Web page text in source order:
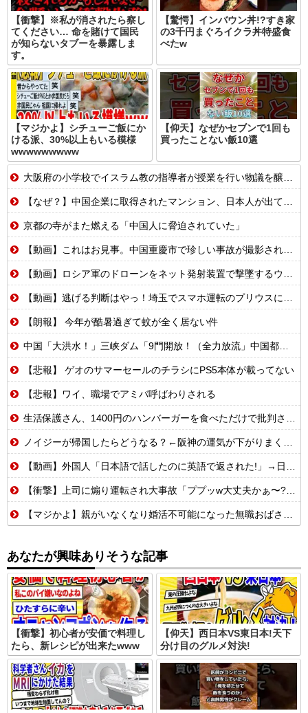
【衝撃】※私が消されたら察し
てください… 命を賭けて国民
が知らないタブーを暴露しま
す。
【驚愕】インバウン丼!?すき家
の3千円まぐろイクラ丼特盛食
べたw
【マジかよ】シチューご飯にか
ける派、30%以上もいる模様
wwwwwwwww
【仰天】なぜかセブンで1回も
買ったことない飯10選
大阪府の小学校でイスラム教の指導者が授業を行い物議を醸す！ #大阪 #イスラム教 #モスク
【なぜ？】中国企業に取得されたマンション、日本人が出ていきネパール人で埋まる
京都の寺がまた燃える「中国人に脅迫されていた」
【動画】これはお見事。中国重慶市で珍しい事故が撮影される。
【動画】ロシア軍のドローンをネット発射装置で撃墜するウクライナ。
【動画】逃げる判断はやっ！埼玉でスマホ運転のプリウスに当て逃げされる車載。
【朗報】 今年が酷暑過ぎて蚊が全く居ない件
中国「大洪水！」三峡ダム「9門開放！（全力放流」中国都市「三峡沿線の道路水没」中国政府「高速道路封鎖！」中国ダム「緊急放流に合わせて開門（土砂崩れ発生」→
【悲報】 ゲオのサマーセールのチラシにPS5本体が載ってない
【悲報】ワイ、職場でアミバ呼ばわりされる
生活保護さん、1400円のハンバーガーを食べただけで批判される
ノイジーが帰国したらどうなる？←阪神の運気が下がりまくるやろな
【動画】外国人「日本語で話したのに英語で返された!」→日本人「まず発音を聞かせろ」
【衝撃】上司に煽り運転され大事故「ププッw大丈夫かぁ〜?w」→俺「あなたのせいで玉突き事故発生してますが」「え!?」
【マジかよ】親がいなくなり婚活不可能になった無職おばさんの悲惨な末路ww
あなたが興味ありそうな記事
【衝撃】初心者が安価で料理し
たら、新レシピが出来たwww
【仰天】西日本VS東日本!天下
分け目のグルメ対決!